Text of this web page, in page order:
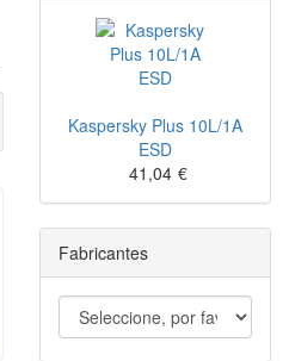
Kaspersky Plus 10L/1A
ESD
41,04 €
Fabricantes